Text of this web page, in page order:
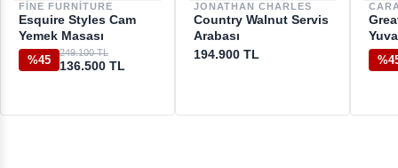
FINE FURNITURE
Esquire Styles Cam
Yemek Masası
%45
249.100 TL
136.500 TL
JONATHAN CHARLES
Country Walnut Servis
Arabası
194.900 TL